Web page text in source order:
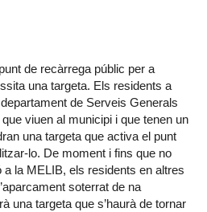
de recàrrega públic per a
una targeta. Els residents a
de Serveis Generals
viuen al municipi i que tenen un
una targeta que activa el punt
lo. De moment i fins que no
a la MELIB, els residents en altres
soterrat de na
una targeta que s’haurà de tornar